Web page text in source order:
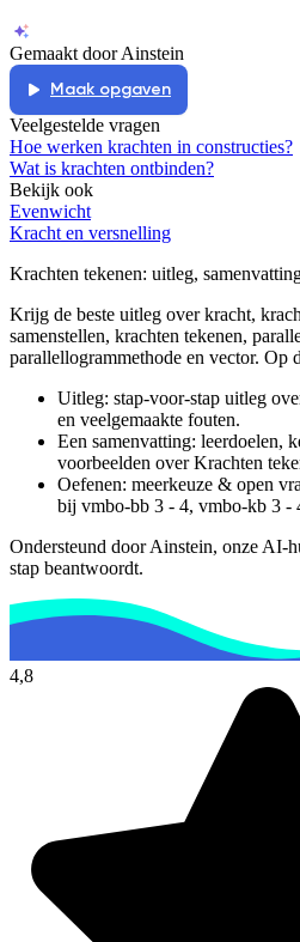
Gemaakt door Ainstein
Maak opgaven
Veelgestelde vragen
Hoe werken krachten in constructies?
Wat is krachten ontbinden?
Bekijk ook
Evenwicht
Kracht en versnelling
Krachten tekenen: uitleg,
Krijg de beste uitleg over kracht,
samenstellen, krachten tekenen,
parallellogrammethode en vector. Op
Uitleg: stap-voor-stap uitleg
en veelgemaakte fouten.
Een samenvatting: leerdoelen,
voorbeelden overKrachten
Oefenen: meerkeuze & open
bij vmbo-bb 3 - 4, vmbo-kb 3 -
Ondersteund door Ainstein, onze AI-
stap beantwoordt.
4,8